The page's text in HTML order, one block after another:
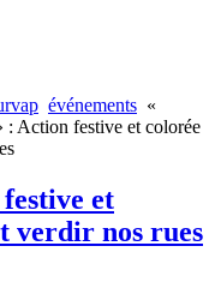
événements «
Action festive et colorée
et
verdir nos rues